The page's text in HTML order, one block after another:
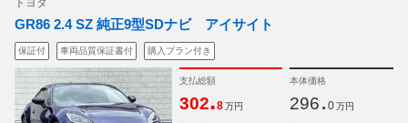
トヨタ
GR86 2.4 SZ 純正9型SDナビ アイサイト
保証付 車両品質保証書付 購入プラン付き
支払総額
302.8 万円
本体価格
296. 0 万円